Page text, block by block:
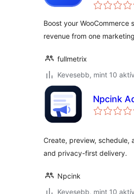
Boost your
revenue from one
fullmetrix
Kevesebb, mint 10
Npcink
Create, preview, schedule,
and privacy-first delivery.
Npcink
Kevesebb, mint 10